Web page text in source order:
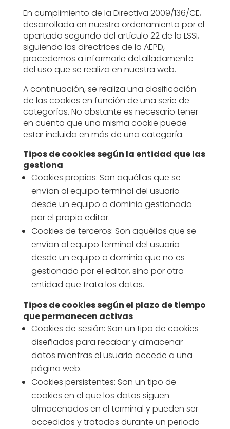
En cumplimiento de la Directiva 2009/136/CE,
desarrollada en nuestro ordenamiento por el
apartado segundo del artículo 22 de la LSSI,
siguiendo las directrices de la AEPD,
procedemos a informarle detalladamente
del uso que se realiza en nuestra web.
A continuación, se realiza una clasificación
de las cookies en función de una serie de
categorías. No obstante es necesario tener
en cuenta que una misma cookie puede
estar incluida en más de una categoría.
Tipos de cookies según la entidad que las
gestiona
Cookies propias: Son aquéllas que se
envían al equipo terminal del usuario
desde un equipo o dominio gestionado
por el propio editor.
Cookies de terceros: Son aquéllas que se
envían al equipo terminal del usuario
desde un equipo o dominio que no es
gestionado por el editor, sino por otra
entidad que trata los datos.
Tipos de cookies según el plazo de tiempo
que permanecen activas
Cookies de sesión: Son un tipo de cookies
diseñadas para recabar y almacenar
datos mientras el usuario accede a una
página web.
Cookies persistentes: Son un tipo de
cookies en el que los datos siguen
almacenados en el terminal y pueden ser
accedidos y tratados durante un periodo